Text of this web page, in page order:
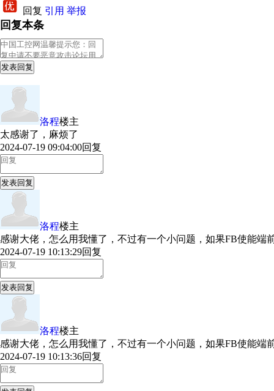
回复 引用 举报
回复本条
发表回复
洛程楼主
太感谢了，麻烦了
2024-07-19 09:04:00回复
发表回复
洛程楼主
感谢大佬，怎么用我懂了，不过有一个小问题，如果FB使能
2024-07-19 10:13:29回复
发表回复
洛程楼主
感谢大佬，怎么用我懂了，不过有一个小问题，如果FB使能
2024-07-19 10:13:36回复